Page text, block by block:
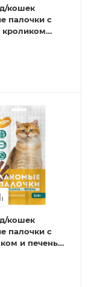
кошек
палочки с
кроликом
кошек
палочки с
и печенью